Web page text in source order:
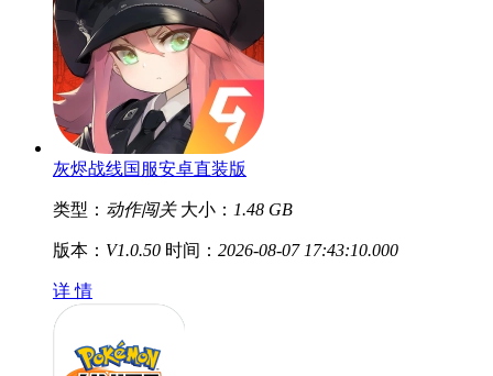
灰烬战线国服安卓直装版
类型： 动作闯关 大小： 1.48 GB
版本： V1.0.50 时间： 2026-08-07 17:43:10.000
详 情